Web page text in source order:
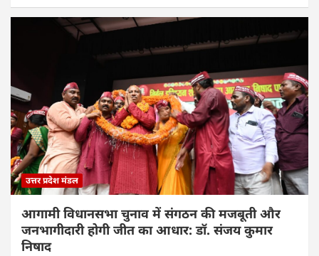
उत्तर प्रदेश मंडल
आगामी विधानसभा चुनाव में संगठन की मजबूती और
जनभागीदारी होगी जीत का आधार: डॉ. संजय कुमार
निषाद